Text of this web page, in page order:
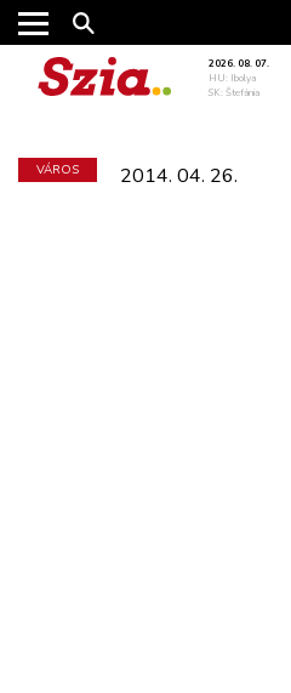
2026. 08. 07.
HU: Ibolya
SK: Štefánia
VÁROS 2014. 04. 26.